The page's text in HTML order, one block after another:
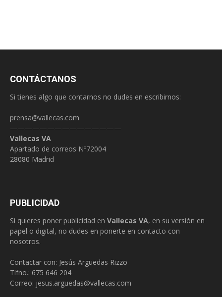
CONTÁCTANOS
Si tienes algo que contarnos no dudes en escribirnos:
prensa@vallecas.com
———————————————
Vallecas VA
Apartado de correos Nº72004
28080 Madrid
PUBLICIDAD
Si quieres poner publicidad en Vallecas VA, en su versión en
papel o digital, no dudes en ponerte en contacto con
nosotros.
Contactar con: Jesús Arguedas Rizzo
Tlfno.: 675 646 204
Correo: jesus.arguedas@vallecas.com